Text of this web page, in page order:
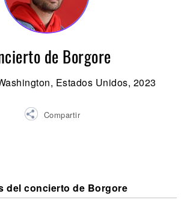
de Borgore
Estados Unidos, 2023
Compartir
del concierto de Borgore